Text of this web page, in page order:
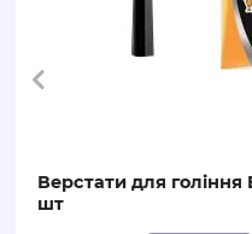
Верстати для гоління
шт